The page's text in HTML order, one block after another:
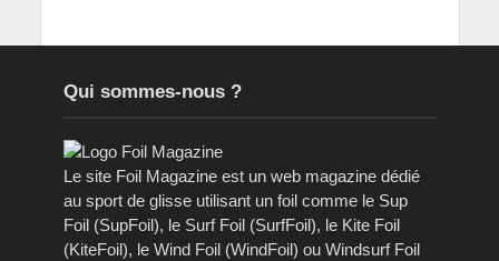
Qui sommes-nous ?
Le site Foil Magazine est un web magazine dédié
au sport de glisse utilisant un foil comme le Sup
Foil (SupFoil), le Surf Foil (SurfFoil), le Kite Foil
(KiteFoil), le Wind Foil (WindFoil) ou Windsurf Foil